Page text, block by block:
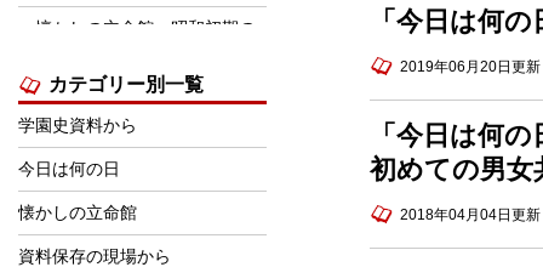
「今日は何
2019年06月20日更新
「今日は何
初めての男女
2018年04月04日更新
＜懐かしの立命館＞昭和初期の
（Ⅵ） 「立命館禁衛隊」表紙
に紹介された写真から
＜学園史資料から＞1970年前後
の学生下宿事情
＜学園史資料から＞立命館学園
の建築・景観・デザイン等関連
賞の受賞について
カテゴリー別一覧
学園史資料から
今日は何の日
懐かしの立命館
資料保存の現場から